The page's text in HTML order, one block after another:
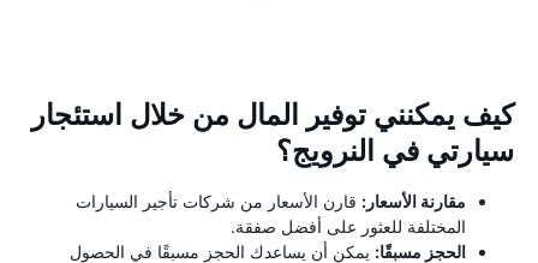
كيف يمكنني توفير المال من خلال استئجار
سيارتي في النرويج؟
مقارنة الأسعار: قارن الأسعار من شركات تأجير السيارات
المختلفة للعثور على أفضل صفقة.
الحجز مسبقًا: يمكن أن يساعدك الحجز مسبقًا في الحصول